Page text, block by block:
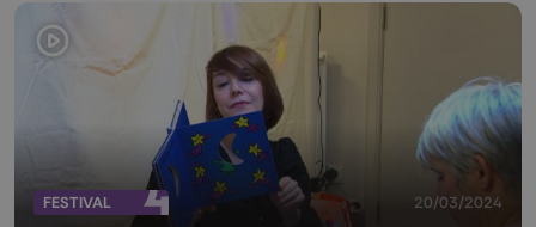
FESTIVAL 20/03/2024